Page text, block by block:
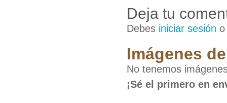
Deja tu
Debes iniciar sesión
Imágenes
No tenemos
¡Sé el primero en